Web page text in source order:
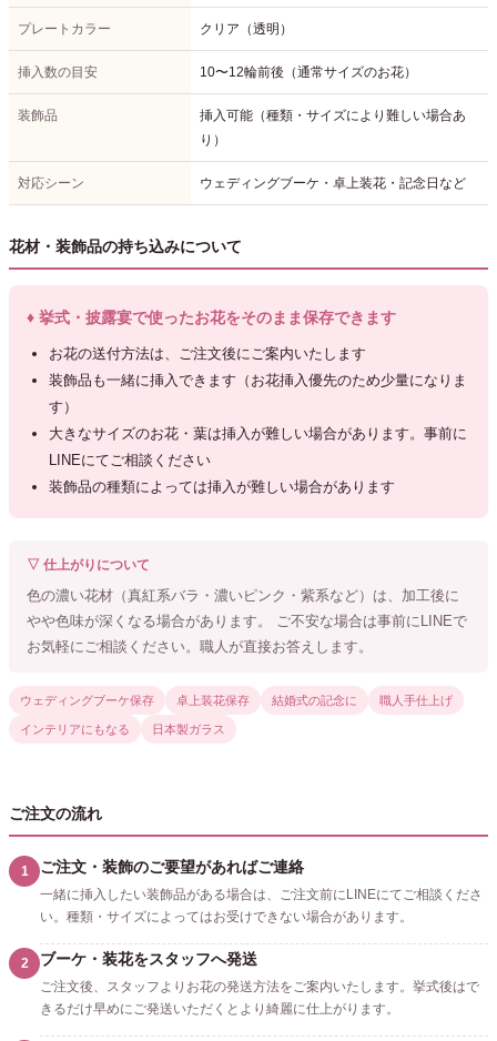
プレートカラー クリア（透明）
挿入数の目安 10〜12輪前後（通常サイズのお花）
装飾品
挿入可能（種類・サイズにより難しい場合あ
り）
対応シーン ウェディングブーケ・卓上装花・記念日など
花材・装飾品の持ち込みについて
♦ 挙式・披露宴で使ったお花をそのまま保存できます
お花の送付方法は、ご注文後にご案内いたします
装飾品も一緒に挿入できます（お花挿入優先のため少量になりま
す）
大きなサイズのお花・葉は挿入が難しい場合があります。事前に
LINEにてご相談ください
装飾品の種類によっては挿入が難しい場合があります
▽ 仕上がりについて
色の濃い花材（真紅系バラ・濃いピンク・紫系など）は、加工後に
やや色味が深くなる場合があります。 ご不安な場合は事前にLINEで
お気軽にご相談ください。職人が直接お答えします。
ウェディングブーケ保存 卓上装花保存 結婚式の記念に 職人手仕上げ
インテリアにもなる 日本製ガラス
ご注文の流れ
1 ご注文・装飾のご要望があればご連絡
一緒に挿入したい装飾品がある場合は、ご注文前にLINEにてご相談くださ
い。種類・サイズによってはお受けできない場合があります。
2 ブーケ・装花をスタッフへ発送
ご注文後、スタッフよりお花の発送方法をご案内いたします。挙式後はで
きるだけ早めにご発送いただくとより綺麗に仕上がります。